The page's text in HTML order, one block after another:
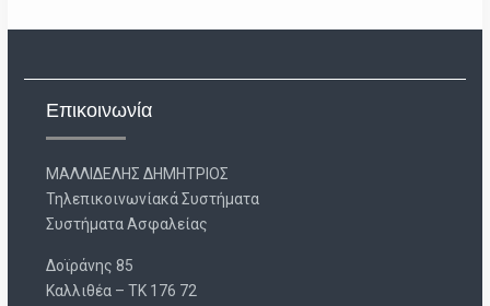
Επικοινωνία
ΜΑΛΛΙΔΕΛΗΣ ΔΗΜΗΤΡΙΟΣ
Τηλεπικοινωνίακά Συστήματα
Συστήματα Ασφαλείας
Δοϊράνης 85
Καλλιθέα – ΤΚ 176 72